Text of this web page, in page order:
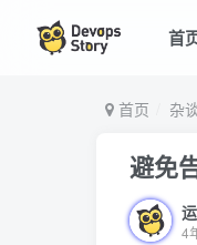
首
首页 杂
避免
4